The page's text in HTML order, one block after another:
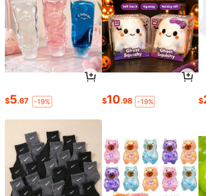
$5.67 -19% $10.98 -19% $